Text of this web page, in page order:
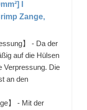
I
Zange,
】 - Da der
auf die Hülsen
Verpressung. Die
an den
】 - Mit der